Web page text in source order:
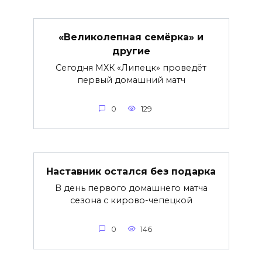
«Великолепная семёрка» и
другие
Сегодня МХК «Липецк» проведёт
первый домашний матч
0 129
Наставник остался без подарка
В день первого домашнего матча
сезона с кирово-чепецкой
0 146